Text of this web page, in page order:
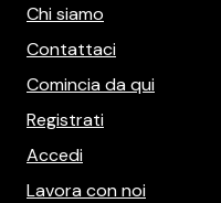
Chi siamo
Contattaci
Comincia da qui
Registrati
Accedi
Lavora con noi